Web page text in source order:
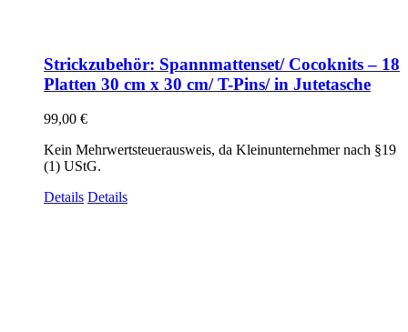
Strickzubehör: Spannmattenset/ Cocoknits – 18
Platten 30 cm x 30 cm/ T-Pins/ in Jutetasche
99,00 €
Kein Mehrwertsteuerausweis, da Kleinunternehmer nach §19
(1) UStG.
Details Details